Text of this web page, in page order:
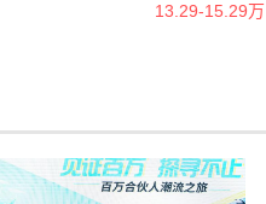
13.29-15.29万